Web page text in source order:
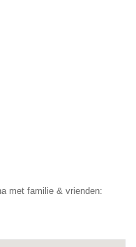
met familie & vrienden: